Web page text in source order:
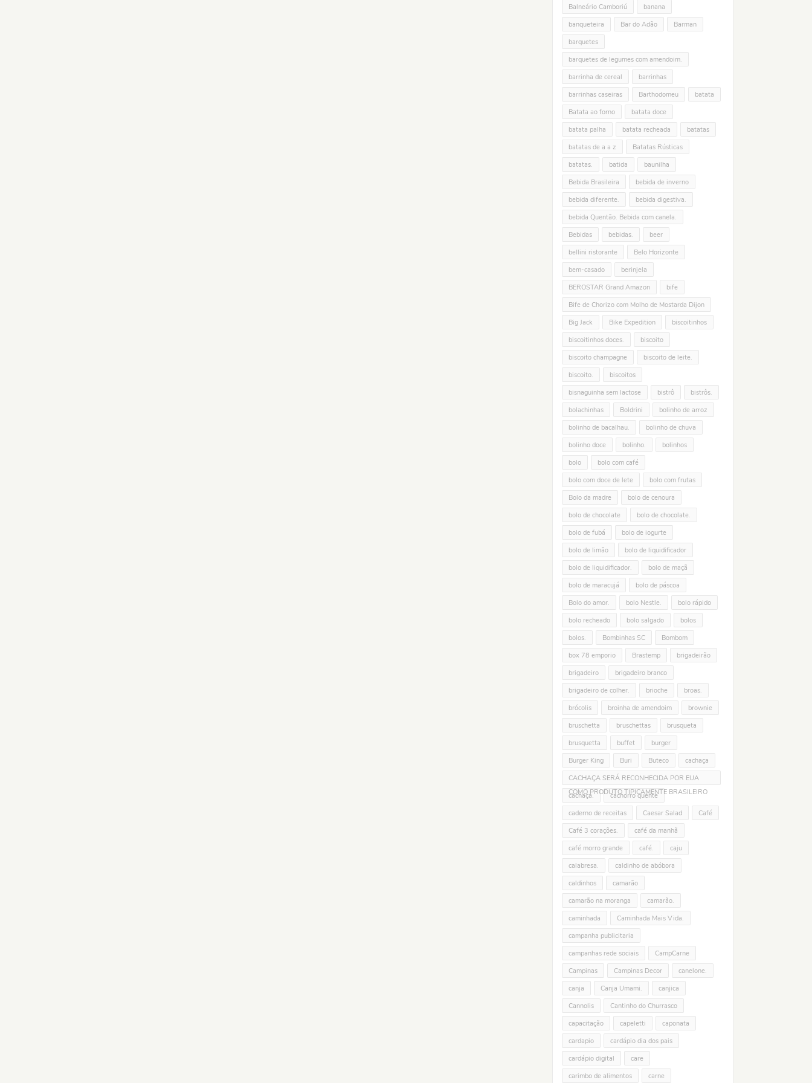
Balneário Camboriú
banana
banqueteira
Bar do Adão
Barman
barquetes
barquetes de legumes com amendoim.
barrinha de cereal
barrinhas
barrinhas caseiras
Barthodomeu
batata
Batata ao forno
batata doce
batata palha
batata recheada
batatas
batatas de a a z
Batatas Rústicas
batatas.
batida
baunilha
Bebida Brasileira
bebida de inverno
bebida diferente.
bebida digestiva.
bebida Quentão. Bebida com canela.
Bebidas
bebidas.
beer
bellini ristorante
Belo Horizonte
bem-casado
berinjela
BEROSTAR Grand Amazon
bife
Bife de Chorizo com Molho de Mostarda Dijon
Big Jack
Bike Expedition
biscoitinhos
biscoitinhos doces.
biscoito
biscoito champagne
biscoito de leite.
biscoito.
biscoitos
bisnaguinha sem lactose
bistrô
bistrôs.
bolachinhas
Boldrini
bolinho de arroz
bolinho de bacalhau.
bolinho de chuva
bolinho doce
bolinho.
bolinhos
bolo
bolo com café
bolo com doce de lete
bolo com frutas
Bolo da madre
bolo de cenoura
bolo de chocolate
bolo de chocolate.
bolo de fubá
bolo de iogurte
bolo de limão
bolo de liquidificador
bolo de liquidificador.
bolo de maçã
bolo de maracujá
bolo de páscoa
Bolo do amor.
bolo Nestle.
bolo rápido
bolo recheado
bolo salgado
bolos
bolos.
Bombinhas SC
Bombom
box 78 emporio
Brastemp
brigadeirão
brigadeiro
brigadeiro branco
brigadeiro de colher.
brioche
broas.
brócolis
broinha de amendoim
brownie
bruschetta
bruschettas
brusqueta
brusquetta
buffet
burger
Burger King
Buri Buteco
cachaça
CACHAÇA SERÁ RECONHECIDA POR EUA
COMO PRODUTO TIPICAMENTE BRASILEIRO
cachaça.
cachorro quente
caderno de receitas
Caesar Salad
Café
Café 3 corações.
café da manhã
café morro grande
café.
caju
calabresa.
caldinho de abóbora
caldinhos
camarão
camarão na moranga
camarão.
caminhada
Caminhada Mais Vida.
campanha publicitaria
campanhas rede sociais
CampCarne
Campinas
Campinas Decor
canelone.
canja
Canja Umami.
canjica
Cannolis
Cantinho do Churrasco
capacitação
capeletti
caponata
cardapio
cardápio dia dos pais
cardápio digital
care
carimbo de alimentos
carne